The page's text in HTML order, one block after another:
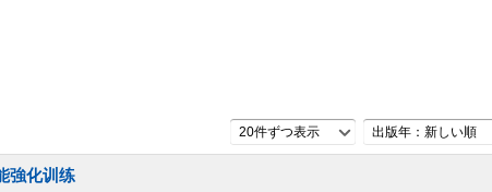
20件ずつ表示 出版年：新しい順
強化训练